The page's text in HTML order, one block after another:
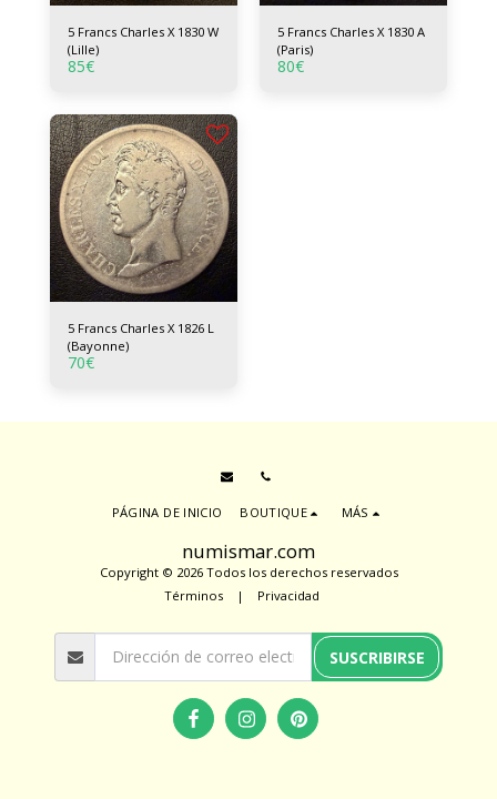
5 Francs Charles X 1830 W
(Lille)
85€
5 Francs Charles X 1830 A
(Paris)
80€
5 Francs Charles X 1826 L
(Bayonne)
70€
numismar.com
Copyright © 2026 Todos los derechos reservados
Términos | Privacidad
PÁGINA DE INICIO BOUTIQUE MÁS
SUSCRIBIRSE